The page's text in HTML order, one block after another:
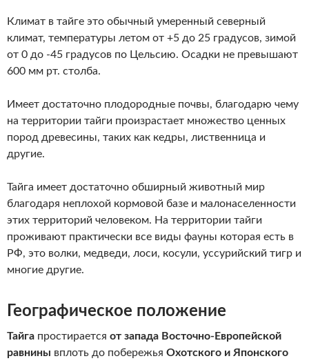
Климат в тайге это обычный умеренный северный
климат, температуры летом от +5 до 25 градусов, зимой
от 0 до -45 градусов по Цельсию. Осадки не превышают
600 мм рт. столба.
Имеет достаточно плодородные почвы, благодарю чему
на территории тайги произрастает множество ценных
пород древесины, таких как кедры, лиственница и
другие.
Тайга имеет достаточно обширный животный мир
благодаря неплохой кормовой базе и малонаселенности
этих территорий человеком. На территории тайги
проживают практически все виды фауны которая есть в
РФ, это волки, медведи, лоси, косули, уссурийский тигр и
многие другие.
Географическое положение
Тайга простирается от запада Восточно-Европейской
равнины вплоть до побережья Охотского и Японского